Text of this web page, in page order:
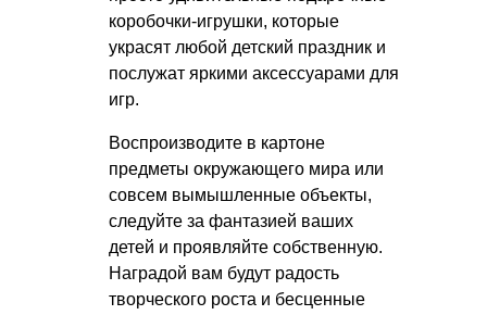
коробочки-игрушки, которые
украсят любой детский праздник и
послужат яркими аксессуарами для
игр.
Воспроизводите в картоне
предметы окружающего мира или
совсем вымышленные объекты,
следуйте за фантазией ваших
детей и проявляйте собственную.
Наградой вам будут радость
творческого роста и бесценные